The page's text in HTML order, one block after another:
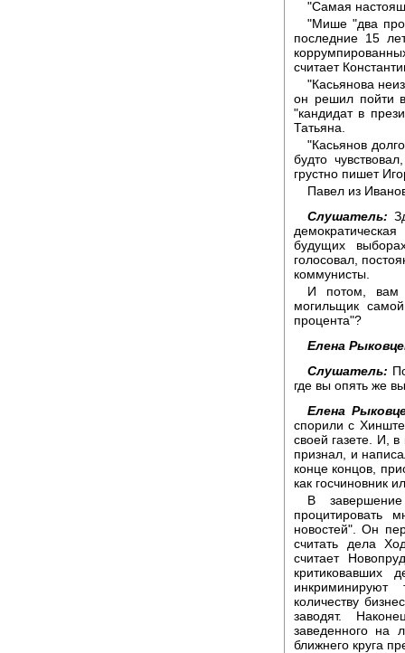
"Самая
"Мише "два
последние 15
считает
"Касьянова
он решил пойти
"кандидат в
Татьяна.
"Касьянов
будто
грустно пишет
Павел из
Слушатель:
будущих
голосовал,
коммунисты.
И потом, вам
могильщик
процента"?
Елена
Слушатель:
где вы опять же
Елена
спорили с
своей газете. И,
признал, и
конце концов,
как госчиновник
В
процитировать
новостей". Он
считать дела
считает
критиковавших
количеству
заводят.
заведенного на
ближнего круга